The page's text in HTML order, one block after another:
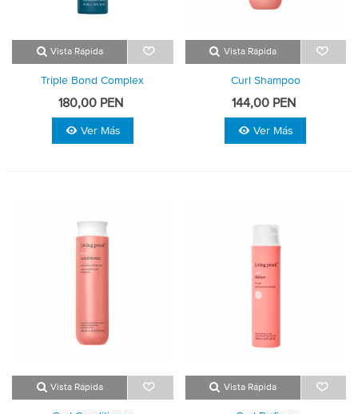
Vista Rápida
Triple Bond Complex
180,00 PEN
Ver Más
Vista Rápida
Curl Shampoo
144,00 PEN
Ver Más
Vista Rápida Vista Rápida